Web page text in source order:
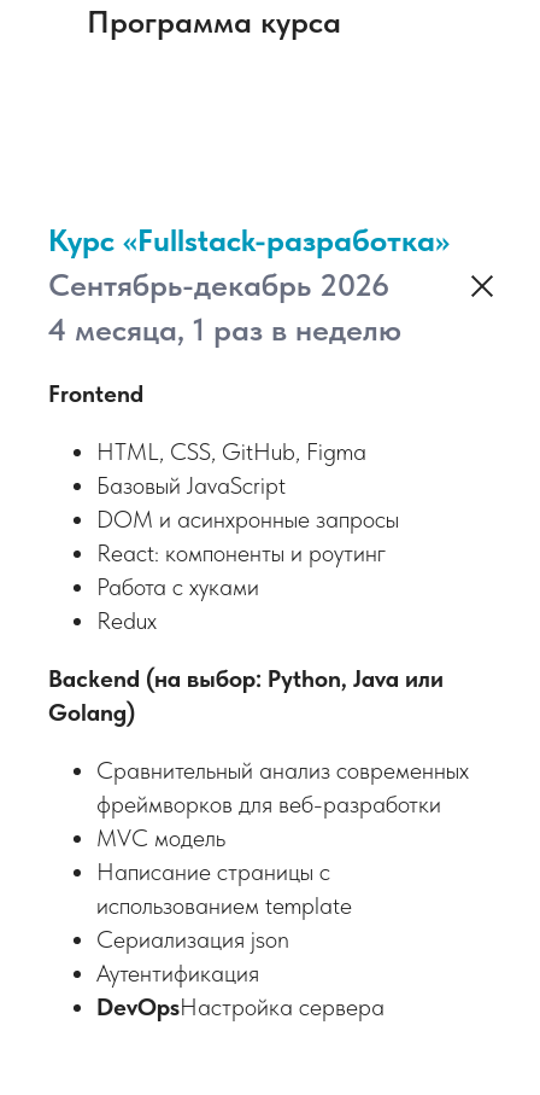
Программа курса
Курс «Fullstack-разработка»
Сентябрь-декабрь 2026
4 месяца, 1 раз в неделю
Frontend
HTML, CSS, GitHub, Figma
Базовый JavaScript
DOM и асинхронные запросы
React: компоненты и роутинг
Работа с хуками
Redux
Backend (на выбор: Python, Java или
Golang)
Сравнительный анализ современных
фреймворков для веб-разработки
MVC модель
Написание страницы с
использованием template
Сериализация json
Аутентификация
DevOpsНастройка сервера
организует дополнительную
сессию, чтобы ликвидировать
пробелы в знаниях, ответит
на вопросы во время и поле
помогает по
организационным вопросам,
напоминает о сроках,
помогает дойти до конца,
мотивируя вас при
необходимости
поможет с проверкой
домашних заданий, ответит
на вопросы и даст обратную
связь в чате во время лекции.
Если тяжело, проведёт
дополнительные консультации
программу при
необходимости